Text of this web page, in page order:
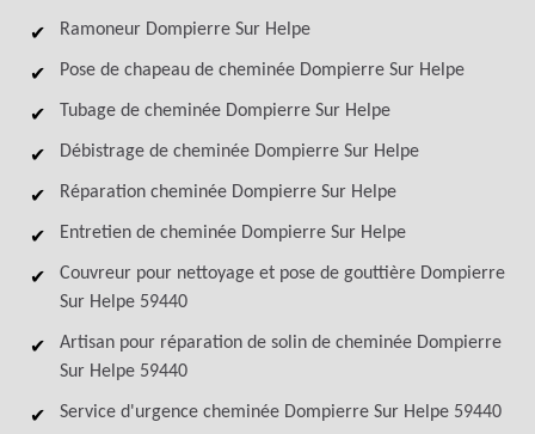
Ramoneur Dompierre Sur Helpe
Pose de chapeau de cheminée Dompierre Sur Helpe
Tubage de cheminée Dompierre Sur Helpe
Débistrage de cheminée Dompierre Sur Helpe
Réparation cheminée Dompierre Sur Helpe
Entretien de cheminée Dompierre Sur Helpe
Couvreur pour nettoyage et pose de gouttière Dompierre
Sur Helpe 59440
Artisan pour réparation de solin de cheminée Dompierre
Sur Helpe 59440
Service d'urgence cheminée Dompierre Sur Helpe 59440